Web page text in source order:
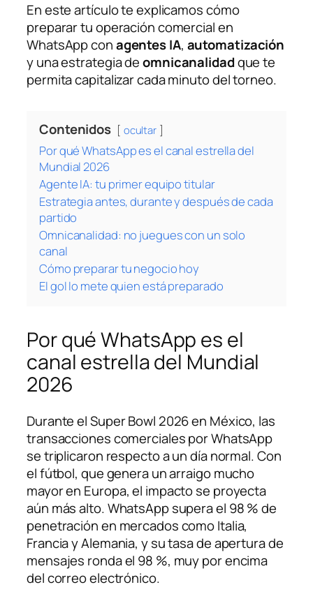
En este artículo te explicamos cómo
preparar tu operación comercial en
WhatsApp conagentes IA, automatización
y una estrategia deomnicanalidadque te
permita capitalizar cada minuto del torneo.
Contenidos ocultar
Por qué WhatsApp es el canal estrella del
Mundial 2026
Agente IA: tu primer equipo titular
Estrategia antes, durante y después de cada
partido
Omnicanalidad: no juegues con un solo
canal
Cómo preparar tu negocio hoy
El gol lo mete quien está preparado
Por qué WhatsApp es el
canal estrella del Mundial
2026
Durante el Super Bowl 2026 en México, las
transacciones comerciales por WhatsApp
se triplicaron respecto a un día normal. Con
el fútbol, que genera un arraigo mucho
mayor en Europa, el impacto se proyecta
aún más alto. WhatsApp supera el 98 % de
penetración en mercados como Italia,
Francia y Alemania, y su tasa de apertura de
mensajes ronda el 98 %, muy por encima
del correo electrónico.